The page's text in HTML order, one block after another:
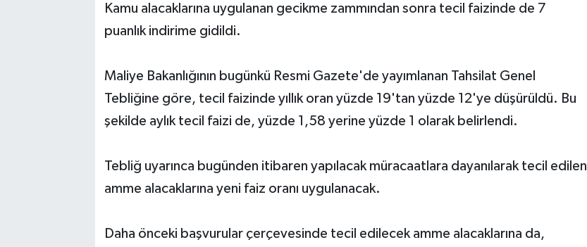
Kamu alacaklarına uygulanan gecikme zammından sonra tecil faizinde de 7
puanlık indirime gidildi.
Maliye Bakanlığının bugünkü Resmi Gazete'de yayımlanan Tahsilat Genel
Tebliğine göre, tecil faizinde yıllık oran yüzde 19'tan yüzde 12'ye düşürüldü. Bu
şekilde aylık tecil faizi de, yüzde 1,58 yerine yüzde 1 olarak belirlendi.
Tebliğ uyarınca bugünden itibaren yapılacak müracaatlara dayanılarak tecil edilen
amme alacaklarına yeni faiz oranı uygulanacak.
Daha önceki başvurular çerçevesinde tecil edilecek amme alacaklarına da,